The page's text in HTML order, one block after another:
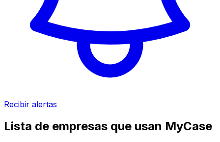
Recibir alertas
Lista de empresas que usan MyCase